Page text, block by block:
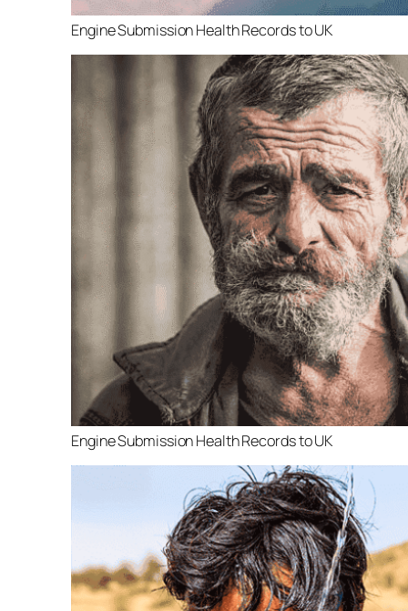
Engine Submission Health Records to UK
Engine Submission Health Records to UK